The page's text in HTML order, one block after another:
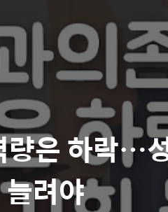
량은 하락…
려야